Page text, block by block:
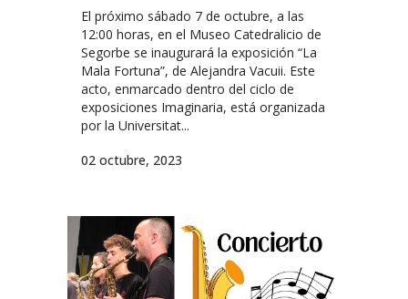
El próximo sábado 7 de octubre, a las
12:00 horas, en el Museo Catedralicio de
Segorbe se inaugurará la exposición “La
Mala Fortuna”, de Alejandra Vacuii. Este
acto, enmarcado dentro del ciclo de
exposiciones Imaginaria, está organizada
por la Universitat...
02 octubre, 2023